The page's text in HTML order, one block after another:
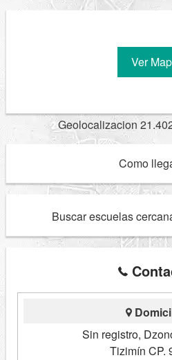
Ver
Geolocalizacion
Como
Buscar escuelas
Sin registro,
Tizimín CP.